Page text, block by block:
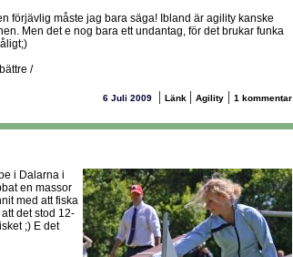
förjävlig måste jag bara säga! Ibland är agility kanske
Men det e nog bara ett undantag, för det brukar funka
/
6 Juli 2009 | Länk | Agility | 1 kommentar
i Dalarna i
en massor
med att fiska
det stod 12-
;) E det